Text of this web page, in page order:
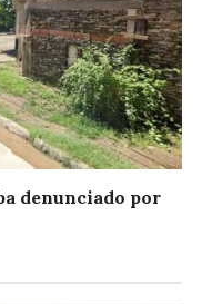
denunciado por